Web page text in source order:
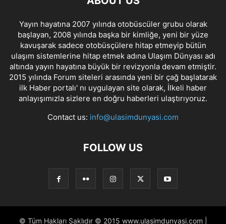
Yayın hayatına 2007 yılında otobüscüler grubu olarak
başlayan, 2008 yılında başka bir kimliğe, yeni bir yüze
kavuşarak sadece otobüsçülere hitap etmeyip bütün
ulaşım sistemlerine hitap etmek adına Ulaşım Dünyası adı
altında yayın hayatına büyük bir revizyonla devam etmiştir.
2015 yılında Forum siteleri arasında yeni bir çağ başlatarak
ilk Haber portalı' nı uygulayan site olarak, İlkeli haber
anlayışımızla sizlere en doğru haberleri ulaştırıyoruz.
Contact us: info@ulasimdunyasi.com
FOLLOW US
© Tüm Hakları Saklıdır © 2015 www.ulasimdunyasi.com |